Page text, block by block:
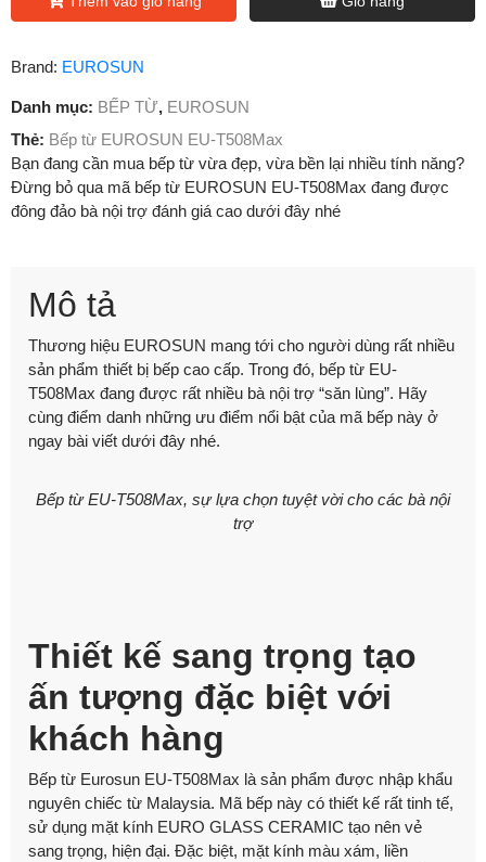
Brand: EUROSUN
Danh mục: BẾP TỪ, EUROSUN
Thẻ: Bếp từ EUROSUN EU-T508Max
Bạn đang cần mua bếp từ vừa đẹp, vừa bền lại nhiều tính năng?
Đừng bỏ qua mã bếp từ EUROSUN EU-T508Max đang được
đông đảo bà nội trợ đánh giá cao dưới đây nhé
Mô tả
Thương hiệu EUROSUN mang tới cho người dùng rất nhiều
sản phẩm thiết bị bếp cao cấp. Trong đó, bếp từ EU-
T508Max đang được rất nhiều bà nội trợ “săn lùng”. Hãy
cùng điểm danh những ưu điểm nổi bật của mã bếp này ở
ngay bài viết dưới đây nhé.
Bếp từ EU-T508Max, sự lựa chọn tuyệt vời cho các bà nội
trợ
Thiết kế sang trọng tạo
ấn tượng đặc biệt với
khách hàng
Bếp từ Eurosun EU-T508Max là sản phẩm được nhập khẩu
nguyên chiếc từ Malaysia. Mã bếp này có thiết kế rất tinh tế,
sử dụng mặt kính EURO GLASS CERAMIC tạo nên vẻ
sang trọng, hiện đại. Đặc biệt, mặt kính màu xám, liền